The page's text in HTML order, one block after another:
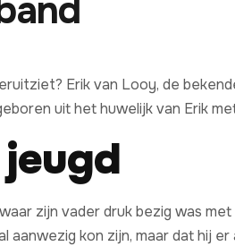
Erik van Looy, de
uit het huwelijk van Erik
zijn vader druk bezig was
kon zijn, maar dat hij